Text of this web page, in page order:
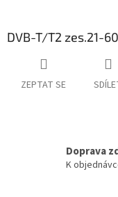
DVB-T/T2 zes.21-
ZEPTAT SE
Doprava
K